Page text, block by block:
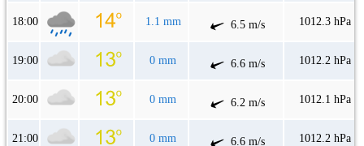
18:00 1.1 mm 6.5 m/s 1012.3 hPa
19:00 0 mm 6.6 m/s 1012.2 hPa
20:00 0 mm 6.2 m/s 1012.1 hPa
21:00 0 mm 6.6 m/s 1012.2 hPa